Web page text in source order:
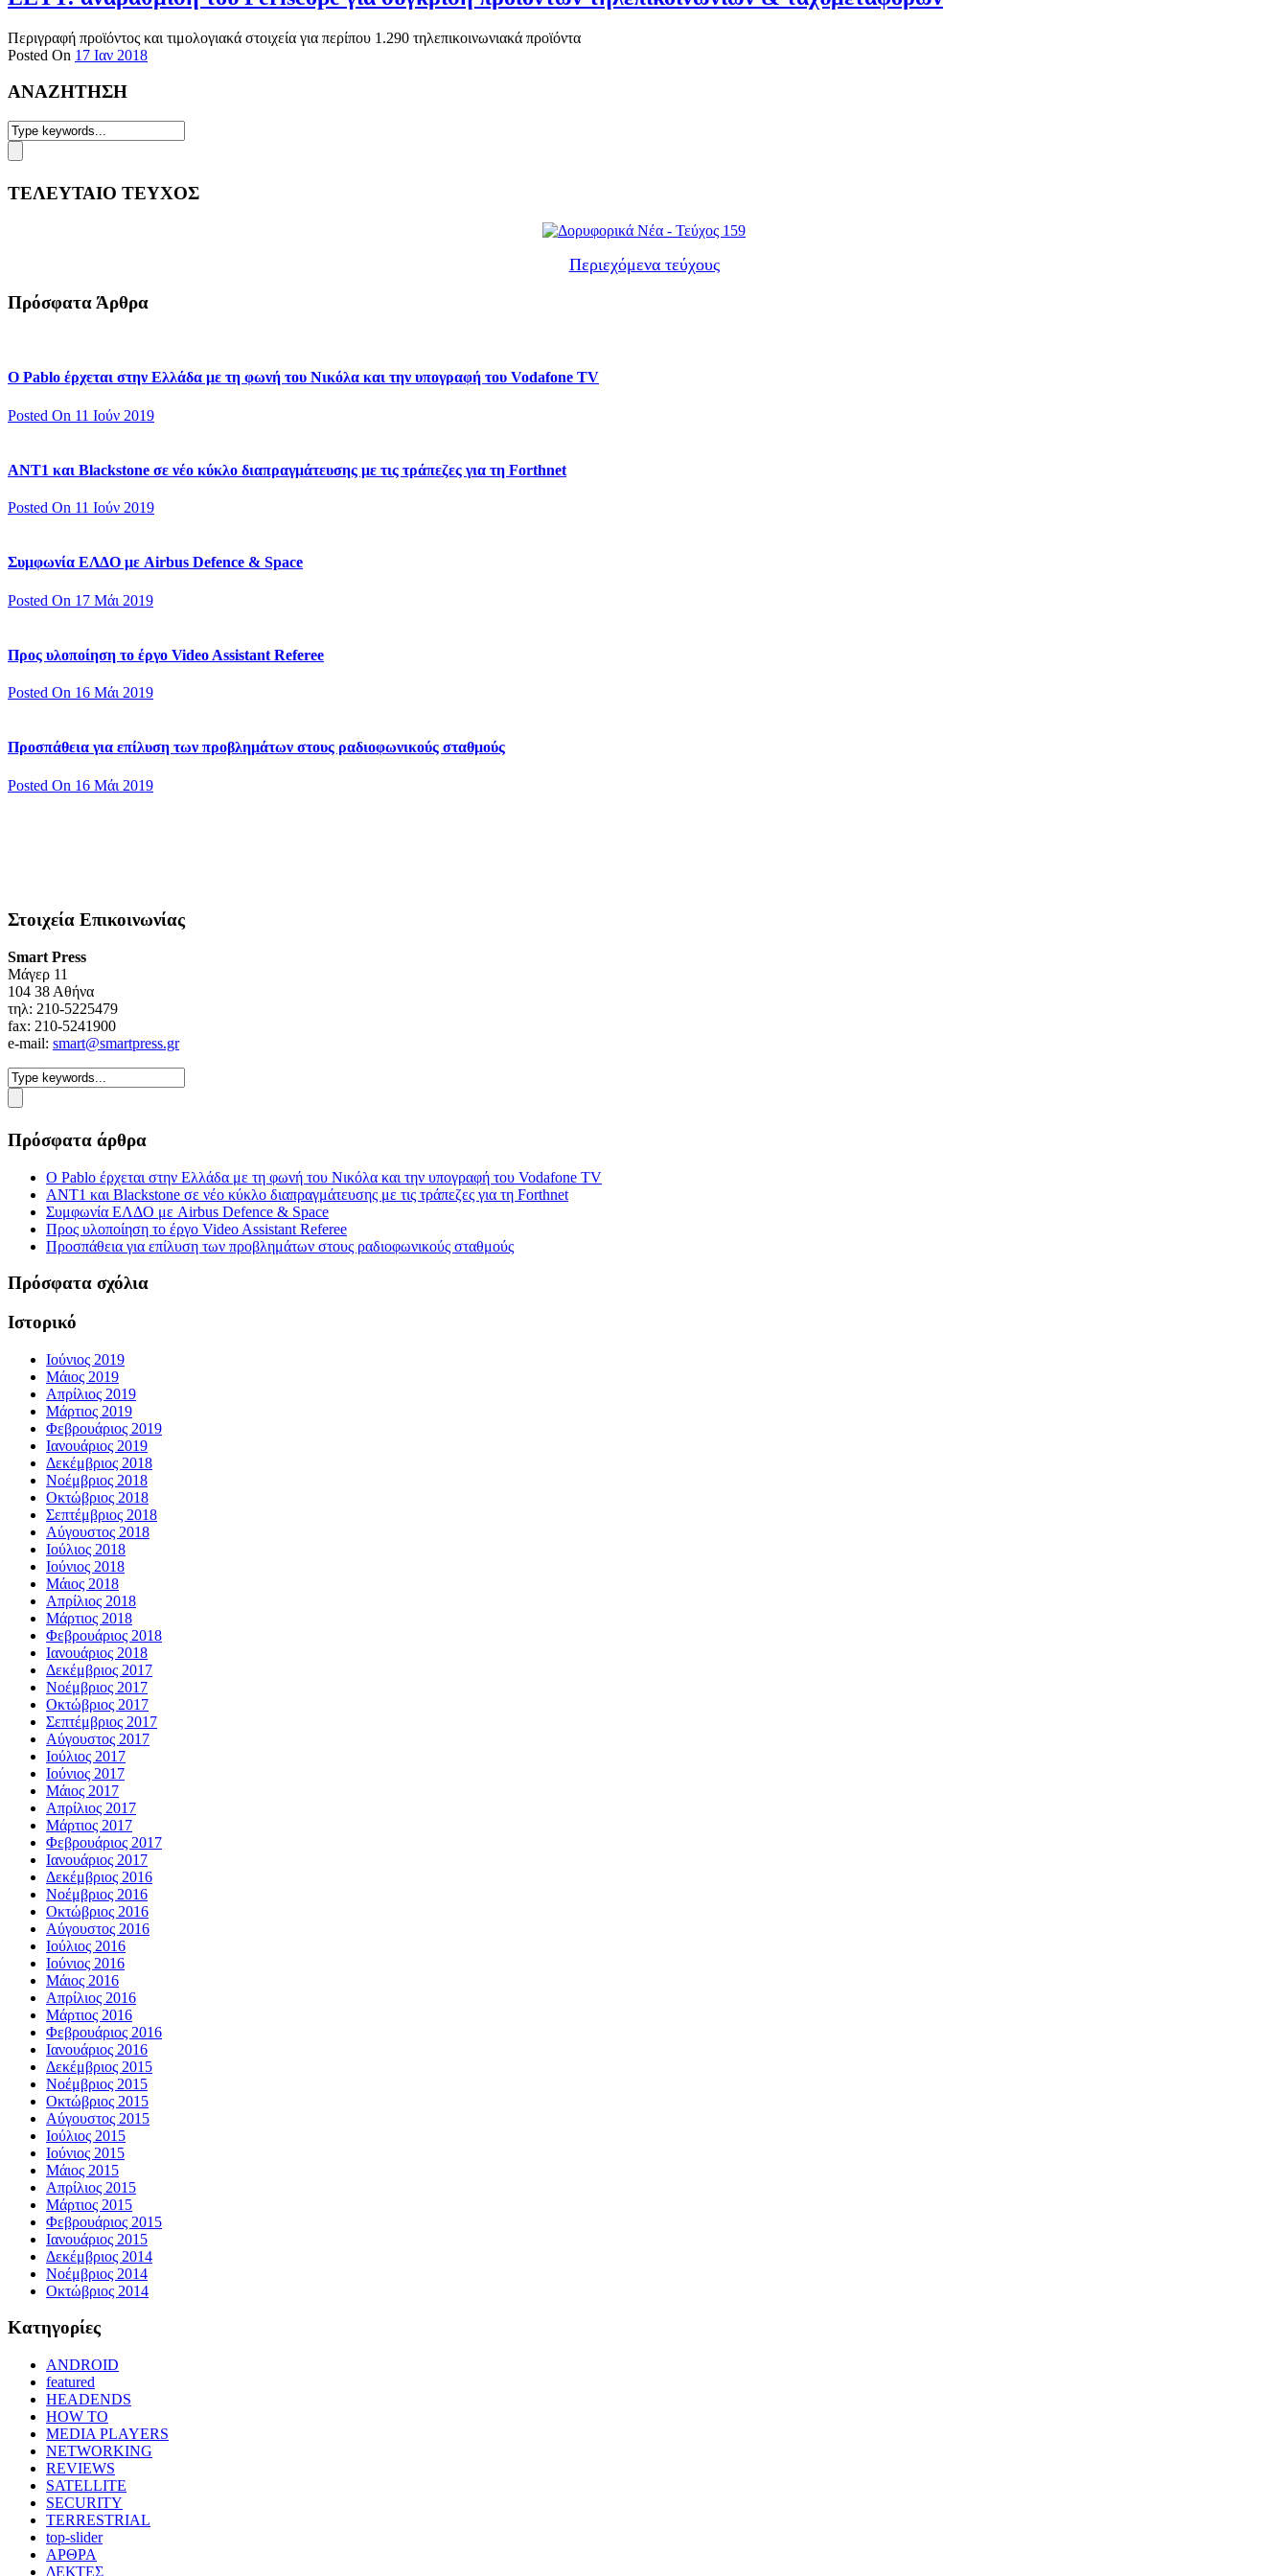
Περιγραφή προϊόντος και τιμολογιακά στοιχεία για περίπου 1.290 τηλεπικοινωνιακά προϊόντα
Posted On 17 Ιαν 2018
ΑΝΑΖΗΤΗΣΗ
ΤΕΛΕΥΤΑΙΟ ΤΕΥΧΟΣ
Περιεχόμενα τεύχους
Πρόσφατα Άρθρα
Ο Pablo έρχεται στην Ελλάδα με τη φωνή του Νικόλα και την υπογραφή του Vodafone TV
Posted On 11 Ιούν 2019
ΑΝΤ1 και Blackstone σε νέο κύκλο διαπραγμάτευσης με τις τράπεζες για τη Forthnet
Posted On 11 Ιούν 2019
Συμφωνία ΕΛΔΟ με Airbus Defence & Space
Posted On 17 Μάι 2019
Προς υλοποίηση το έργο Video Assistant Referee
Posted On 16 Μάι 2019
Προσπάθεια για επίλυση των προβλημάτων στους ραδιοφωνικούς σταθμούς
Posted On 16 Μάι 2019
Στοιχεία Επικοινωνίας
Smart Press
Mάγερ 11
104 38 Αθήνα
τηλ: 210-5225479
fax: 210-5241900
e-mail: smart@smartpress.gr
Πρόσφατα άρθρα
Ο Pablo έρχεται στην Ελλάδα με τη φωνή του Νικόλα και την υπογραφή του Vodafone TV
ΑΝΤ1 και Blackstone σε νέο κύκλο διαπραγμάτευσης με τις τράπεζες για τη Forthnet
Συμφωνία ΕΛΔΟ με Airbus Defence & Space
Προς υλοποίηση το έργο Video Assistant Referee
Προσπάθεια για επίλυση των προβλημάτων στους ραδιοφωνικούς σταθμούς
Πρόσφατα σχόλια
Ιστορικό
Ιούνιος 2019
Μάιος 2019
Απρίλιος 2019
Μάρτιος 2019
Φεβρουάριος 2019
Ιανουάριος 2019
Δεκέμβριος 2018
Νοέμβριος 2018
Οκτώβριος 2018
Σεπτέμβριος 2018
Αύγουστος 2018
Ιούλιος 2018
Ιούνιος 2018
Μάιος 2018
Απρίλιος 2018
Μάρτιος 2018
Φεβρουάριος 2018
Ιανουάριος 2018
Δεκέμβριος 2017
Νοέμβριος 2017
Οκτώβριος 2017
Σεπτέμβριος 2017
Αύγουστος 2017
Ιούλιος 2017
Ιούνιος 2017
Μάιος 2017
Απρίλιος 2017
Μάρτιος 2017
Φεβρουάριος 2017
Ιανουάριος 2017
Δεκέμβριος 2016
Νοέμβριος 2016
Οκτώβριος 2016
Αύγουστος 2016
Ιούλιος 2016
Ιούνιος 2016
Μάιος 2016
Απρίλιος 2016
Μάρτιος 2016
Φεβρουάριος 2016
Ιανουάριος 2016
Δεκέμβριος 2015
Νοέμβριος 2015
Οκτώβριος 2015
Αύγουστος 2015
Ιούλιος 2015
Ιούνιος 2015
Μάιος 2015
Απρίλιος 2015
Μάρτιος 2015
Φεβρουάριος 2015
Ιανουάριος 2015
Δεκέμβριος 2014
Νοέμβριος 2014
Οκτώβριος 2014
Kατηγορίες
ANDROID
featured
HEADENDS
HOW TO
MEDIA PLAYERS
NETWORKING
REVIEWS
SATELLITE
SECURITY
TERRESTRIAL
top-slider
ΑΡΘΡΑ
ΔΕΚΤΕΣ